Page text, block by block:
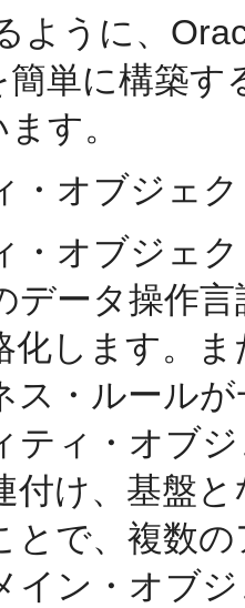
ように、
単に構築
す。
・オブジェ
・オブジェ
データ操作
化します。
ス・ルール
ティ・オブ
付け、基盤
とで、複数
イン・オブ